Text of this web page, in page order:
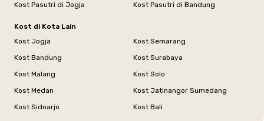
Kost Pasutri di Jogja
Kost Pasutri di Bandung
Kost di Kota Lain
Kost Jogja
Kost Semarang
Kost Bandung
Kost Surabaya
Kost Malang
Kost Solo
Kost Medan
Kost Jatinangor Sumedang
Kost Sidoarjo
Kost Bali